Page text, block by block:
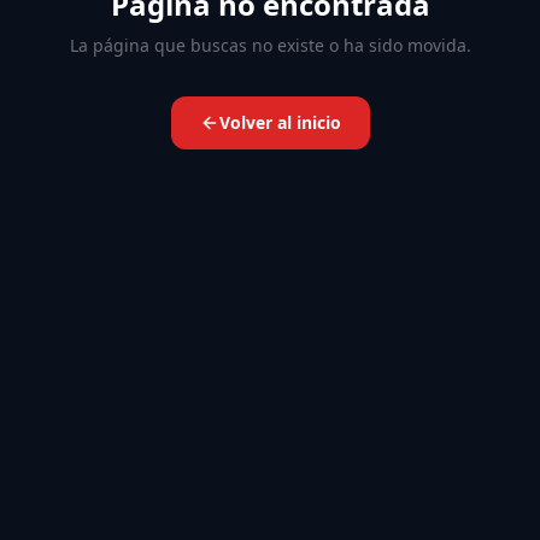
La página que buscas no existe o ha sido movida.
Volver al inicio